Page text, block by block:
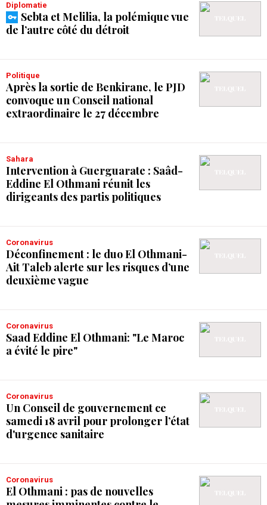
Diplomatie
Sebta et Melilia, la polémique vue
de l’autre côté du détroit
Politique
Après la sortie de Benkirane, le PJD
convoque un Conseil national
extraordinaire le 27 décembre
Sahara
Intervention à Guerguarate : Saâd-
Eddine El Othmani réunit les
dirigeants des partis politiques
Coronavirus
Déconfinement : le duo El Othmani-
Ait Taleb alerte sur les risques d’une
deuxième vague
Coronavirus
Saad Eddine El Othmani: "Le Maroc
a évité le pire"
Coronavirus
Un Conseil de gouvernement ce
samedi 18 avril pour prolonger l’état
d'urgence sanitaire
Coronavirus
El Othmani : pas de nouvelles